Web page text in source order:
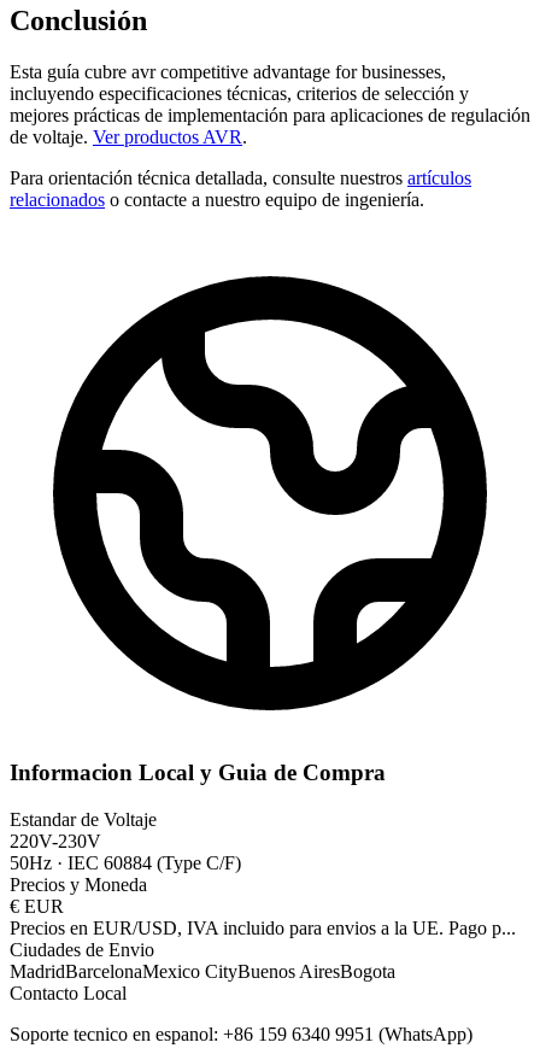
Conclusión
Esta guía cubre avr competitive advantage for businesses,
incluyendo especificaciones técnicas, criterios de selección y
mejores prácticas de implementación para aplicaciones de regulación
de voltaje. Ver productos AVR.
Para orientación técnica detallada, consulte nuestros artículos
relacionados o contacte a nuestro equipo de ingeniería.
Informacion Local y Guia de Compra
Estandar de Voltaje
220V-230V
50Hz · IEC 60884 (Type C/F)
Precios y Moneda
€ EUR
Precios en EUR/USD, IVA incluido para envios a la UE. Pago p...
Ciudades de Envio
MadridBarcelonaMexico CityBuenos AiresBogota
Contacto Local
Soporte tecnico en espanol: +86 159 6340 9951 (WhatsApp)